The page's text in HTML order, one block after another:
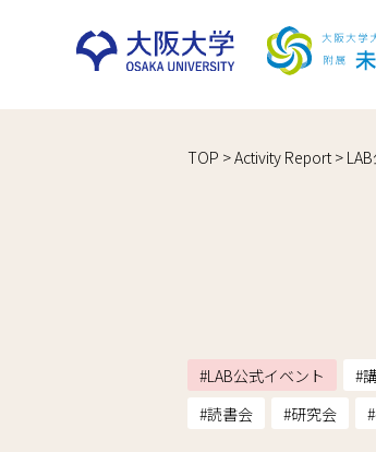
TOP >Activity Report>
LAB公式イベント
読書会
研究会